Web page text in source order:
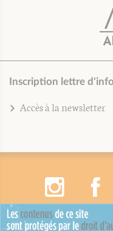
Inscription lettre
Accès à la newsletter